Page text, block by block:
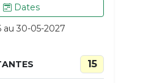
Dates
au 30-05-2027
15